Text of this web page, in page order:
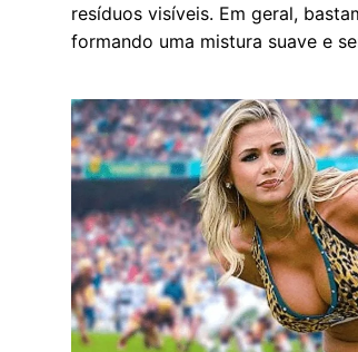
resíduos visíveis. Em geral,
formando uma mistura suave e